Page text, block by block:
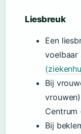
Liesbreuk
Een
voelbaar
Bij
Centrum
Bij